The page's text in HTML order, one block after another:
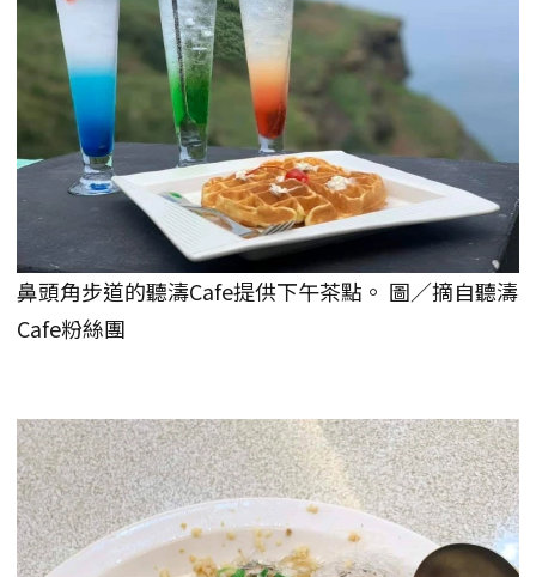
鼻頭角步道的聽濤Cafe提供下午茶點。 圖／摘自聽濤
Cafe粉絲團